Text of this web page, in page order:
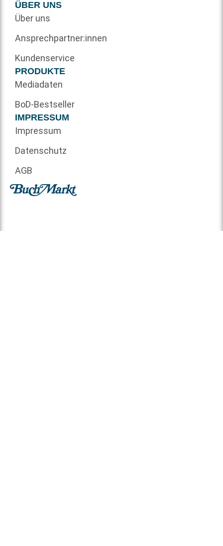
ÜBER UNS
Über uns
Ansprechpartner:innen
Kundenservice
PRODUKTE
Mediadaten
BoD-Bestseller
IMPRESSUM
Impressum
Datenschutz
AGB